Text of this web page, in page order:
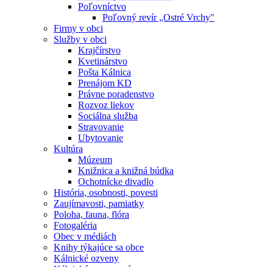
Poľovníctvo
Poľovný revír „Ostré Vrchy"
Firmy v obci
Služby v obci
Krajčírstvo
Kvetinárstvo
Pošta Kálnica
Prenájom KD
Právne poradenstvo
Rozvoz liekov
Sociálna služba
Stravovanie
Ubytovanie
Kultúra
Múzeum
Knižnica a knižná búdka
Ochotnícke divadlo
História, osobnosti, povesti
Zaujímavosti, pamiatky
Poloha, fauna, flóra
Fotogaléria
Obec v médiách
Knihy týkajúce sa obce
Kálnické ozveny